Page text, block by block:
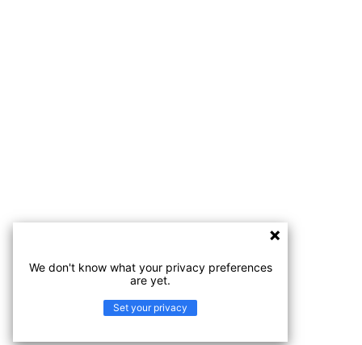
We don't know what your privacy preferences
are yet.
Set your privacy